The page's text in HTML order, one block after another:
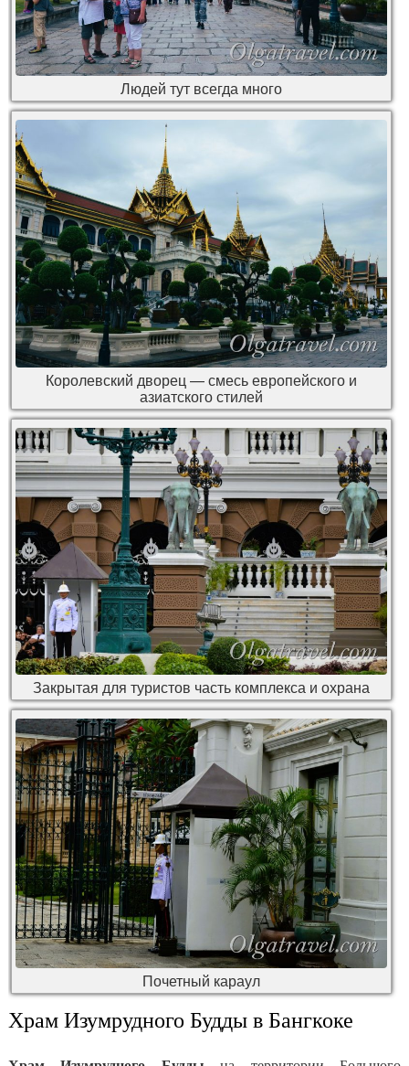
Людей тут всегда много
Королевский дворец — смесь европейского и
азиатского стилей
Закрытая для туристов часть комплекса и охрана
Почетный караул
Храм Изумрудного Будды в Бангкоке